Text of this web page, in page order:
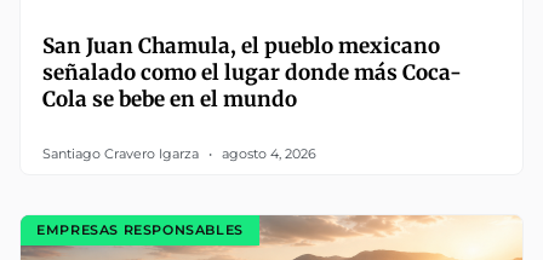
San Juan Chamula, el pueblo mexicano
señalado como el lugar donde más Coca-
Cola se bebe en el mundo
Santiago Cravero Igarza agosto 4, 2026
EMPRESAS RESPONSABLES